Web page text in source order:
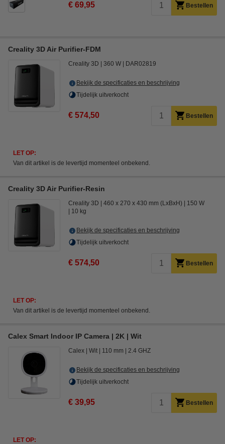
€ 69,95 Bestellen
Creality 3D Air Purifier-FDM
Creality 3D 360 W DAR02819
Bekijk de specificaties en beschrijving
Tijdelijk uitverkocht
€ 574,50 Bestellen
LET OP:
Van dit artikel is de levertijd momenteel onbekend.
Creality 3D Air Purifier-Resin
Creality 3D 460 x 270 x 430 mm (LxBxH)
150 W
10 kg
Bekijk de specificaties en beschrijving
Tijdelijk uitverkocht
€ 574,50 Bestellen
LET OP:
Van dit artikel is de levertijd momenteel onbekend.
Calex Smart Indoor IP Camera | 2K | Wit
Calex Wit 110 mm 2.4 GHZ
Bekijk de specificaties en beschrijving
Tijdelijk uitverkocht
€ 39,95 Bestellen
LET OP: